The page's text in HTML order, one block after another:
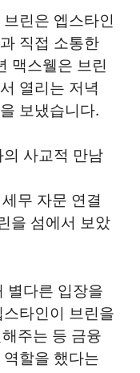
린은 엡스타인
직접 소통한
맥스웰은 브린
열리는 저녁
보냈습니다.
사교적 만남
무 자문 연결
을 섬에서 보았
별다른 입장을
타인이 브린을
주는 등 금융
할을 했다는